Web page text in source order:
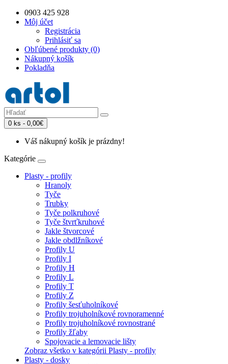
0903 425 928
Môj účet
Registrácia
Prihlásiť sa
Obľúbené produkty (0)
Nákupný košík
Pokladňa
0 ks - 0,00€
Váš nákupný košík je prázdny!
Kategórie
Plasty - profily
Hranoly
Tyče
Trubky
Tyče polkruhové
Tyče štvrťkruhové
Jakle štvorcové
Jakle obdlžníkové
Profily U
Profily I
Profily H
Profily L
Profily T
Profily Z
Profily šesťuholníkové
Profily trojuholníkové rovnoramenné
Profily trojuholníkové rovnostrané
Profily žľaby
Spojovacie a lemovacie lišty
Zobraz všetko v kategórii Plasty - profily
Plasty - dosky